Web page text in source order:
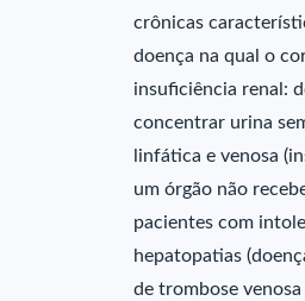
crônicas
doença na qual o
insuficiência renal:
concentrar urina
linfática e venosa
um órgão não
pacientes com
hepatopatias
de trombose